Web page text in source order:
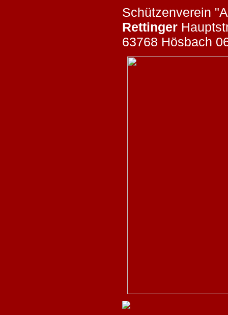
Schützenverein
Rettinger
63768 Hösbach